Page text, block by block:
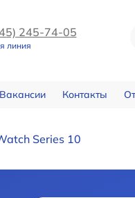
245-74-05
линия
Вакансии Контакты
Series 10